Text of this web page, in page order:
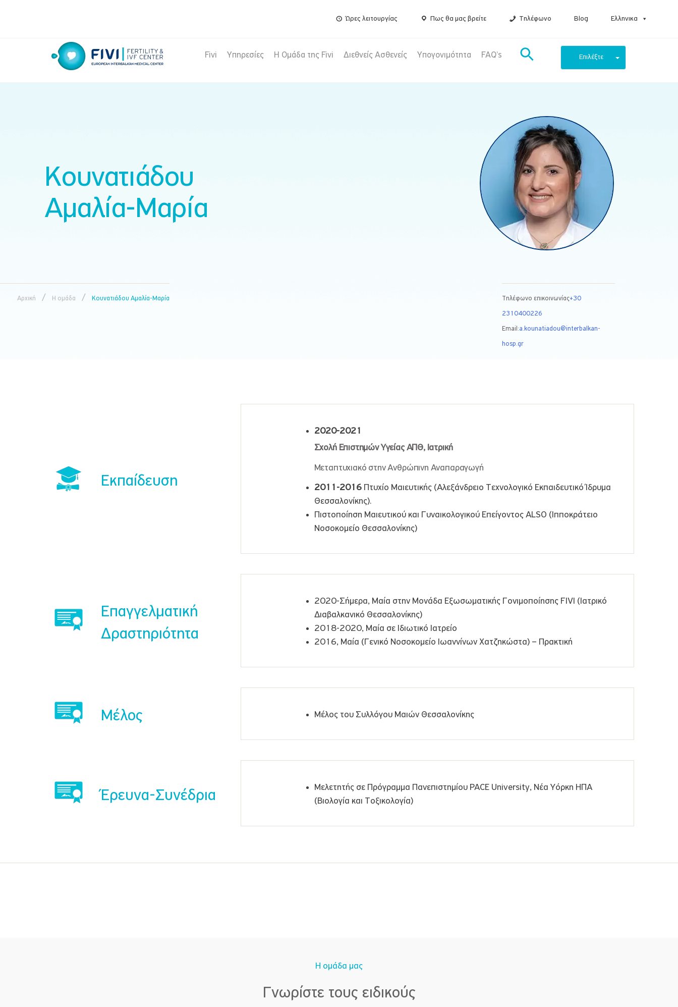
Ώρες λειτουργίας Πως θα μας βρείτε Τηλέφωνο Blog Ελληνικα
Fivi Υπηρεσίες Η Ομάδα της Fivi Διεθνείς Ασθενείς Υπογονιμότητα FAQ’s Επιλέξτε
Κουνατιάδου
Αμαλία-Μαρία
Αρχική / Η ομάδα / Κουνατιάδου Αμαλία-Μαρία Τηλέφωνο επικοινωνίας+30
2310400226
Email:a.kounatiadou@interbalkan-
hosp.gr
Εκπαίδευση
2020-2021
Σχολή Επιστημών Υγείας ΑΠΘ, Ιατρική
Μεταπτυχιακό στην Ανθρώπινη Αναπαραγωγή
2011-2016Πτυχίο Μαιευτικής (Αλεξάνδρειο Τεχνολογικό Εκπαιδευτικό Ίδρυμα
Θεσσαλονίκης).
Πιστοποίηση Μαιευτικού και Γυναικολογικού Επείγοντος ALSO (Ιπποκράτειο
Νοσοκομείο Θεσσαλονίκης)
Επαγγελματική
Δραστηριότητα
2020-Σήμερα, Μαία στην Μονάδα Εξωσωματικής Γονιμοποίησης FIVI (Ιατρικό
Διαβαλκανικό Θεσσαλονίκης)
2018-2020, Μαία σε Ιδιωτικό Ιατρείο
2016, Μαία (Γενικό Νοσοκομείο Ιωαννίνων Χατζηκώστα) – Πρακτική
Μέλος Μέλος του Συλλόγου Μαιών Θεσσαλονίκης
Έρευνα-Συνέδρια
Μελετητής σε Πρόγραμμα Πανεπιστημίου PACE University, Νέα Υόρκη ΗΠΑ
(Βιολογία και Τοξικολογία)
Η ομάδα μας
Γνωρίστε τους ειδικούς